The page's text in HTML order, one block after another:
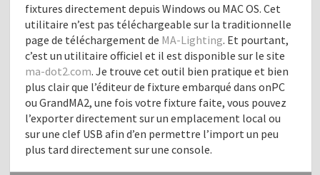
fixtures directement depuis Windows ou MAC OS. Cet
utilitaire n’est pas téléchargeable sur la traditionnelle
page de téléchargement de MA-Lighting. Et pourtant,
c’est un utilitaire officiel et il est disponible sur le site
ma-dot2.com. Je trouve cet outil bien pratique et bien
plus clair que l’éditeur de fixture embarqué dans onPC
ou GrandMA2, une fois votre fixture faite, vous pouvez
l’exporter directement sur un emplacement local ou
sur une clef USB afin d’en permettre l’import un peu
plus tard directement sur une console.